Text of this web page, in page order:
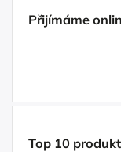
Přijímáme
Top 10